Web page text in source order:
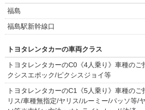
福島
福島駅新幹線口
トヨタレンタカーの車両クラス
トヨタレンタカーのC0《4人乗り》車種の
クシスエポック/ピクシスジョイ等
トヨタレンタカーのC1《5人乗り》車種の
リス/車種無指定/ヤリス/ルーミー/パッソ等/